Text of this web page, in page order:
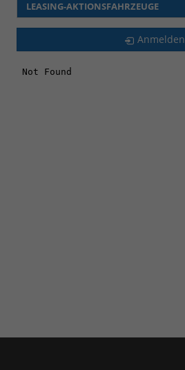
LEASING-AKTIONSFAHRZEUGE
Anmelden